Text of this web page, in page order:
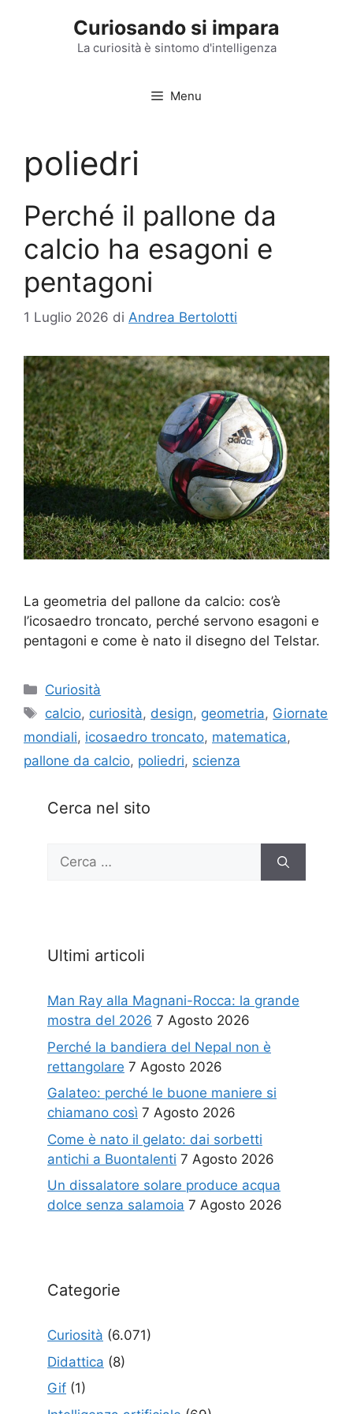
Curiosando si impara
La curiosità è sintomo d'intelligenza
Menu
poliedri
Perché il pallone da
calcio ha esagoni e
pentagoni
1 Luglio 2026 di Andrea Bertolotti
La geometria del pallone da calcio: cos’è
l’icosaedro troncato, perché servono esagoni e
pentagoni e come è nato il disegno del Telstar.
Categorie
Curiosità
Tag
calcio, curiosità, design, geometria, Giornate
mondiali, icosaedro troncato, matematica,
pallone da calcio, poliedri, scienza
Cerca nel sito
Ricerca
Ultimi articoli
Man Ray alla Magnani-Rocca: la grande
mostra del 2026 7 Agosto 2026
Perché la bandiera del Nepal non è
rettangolare 7 Agosto 2026
Galateo: perché le buone maniere si
chiamano così 7 Agosto 2026
Come è nato il gelato: dai sorbetti
antichi a Buontalenti 7 Agosto 2026
Un dissalatore solare produce acqua
dolce senza salamoia 7 Agosto 2026
Categorie
Curiosità (6.071)
Didattica (8)
Gif (1)